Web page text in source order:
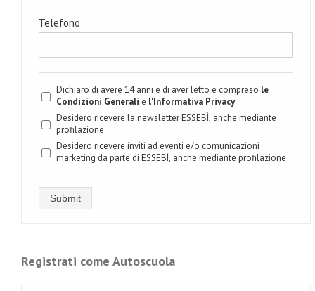
Telefono
Dichiaro di avere 14 anni e di aver letto e compreso le
Condizioni Generali e l'Informativa Privacy
Desidero ricevere la newsletter ESSEBÌ, anche mediante
profilazione
Desidero ricevere inviti ad eventi e/o comunicazioni
marketing da parte di ESSEBÌ, anche mediante profilazione
Submit
Registrati come Autoscuola